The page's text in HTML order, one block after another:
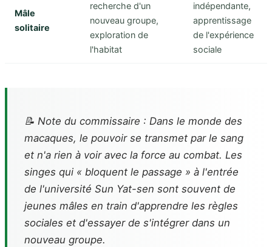
Mâle
solitaire
recherche d'un
nouveau groupe,
exploration de
l'habitat
indépendante,
apprentissage
de l'expérience
sociale
📝 Note du commissaire : Dans le monde des
macaques, le pouvoir se transmet par le sang
et n'a rien à voir avec la force au combat. Les
singes qui « bloquent le passage » à l'entrée
de l'université Sun Yat-sen sont souvent de
jeunes mâles en train d'apprendre les règles
sociales et d'essayer de s'intégrer dans un
nouveau groupe.